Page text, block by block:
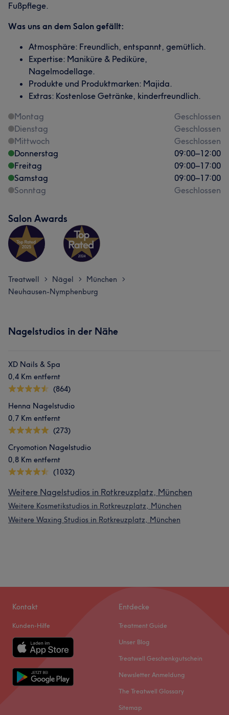
Fußpflege.
Was uns an dem Salon gefällt:
Atmosphäre: Freundlich, entspannt, gemütlich.
Expertise: Maniküre & Pediküre,
Nagelmodellage.
Produkte und Produktmarken: Majida.
Extras: Kostenlose Getränke, kinderfreundlich.
Montag
Geschlossen
Dienstag
Geschlossen
Mittwoch
Geschlossen
Donnerstag
09:00–12:00
Freitag
09:00–17:00
Samstag
09:00–17:00
Sonntag
Geschlossen
Salon Awards
Treatwell > Nägel > München >
Neuhausen-Nymphenburg
Nagelstudios in der Nähe
XD Nails & Spa
0,4 Km entfernt
(864)
Henna Nagelstudio
0,7 Km entfernt
(273)
Cryomotion Nagelstudio
0,8 Km entfernt
(1032)
Weitere Nagelstudios in Rotkreuzplatz, München
Weitere Kosmetikstudios in Rotkreuzplatz, München
Weitere Waxing Studios in Rotkreuzplatz, München
Kontakt
Kunden-Hilfe
Entdecke
Treatment Guide
Unser Blog
Treatwell Geschenkgutschein
Newsletter Anmeldung
The Treatwell Glossary
Sitemap